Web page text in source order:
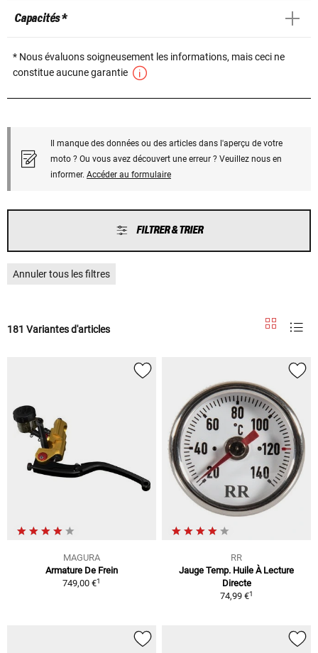
Capacités *
* Nous évaluons soigneusement les informations, mais ceci ne
constitue aucune garantie
Il manque des données ou des articles dans l'aperçu de votre
moto ? Ou vous avez découvert une erreur ? Veuillez nous en
informer. Accéder au formulaire
FILTRER & TRIER
Annuler tous les filtres
181 Variantes d'articles
MAGURA
Armature De Frein
749,00 €1
RR
Jauge Temp. Huile À Lecture
Directe
74,99 €1